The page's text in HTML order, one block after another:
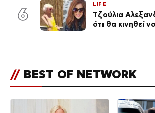
6
LIFE
Τζούλια
ότι θα κινηθεί
// BEST OF NETWORK